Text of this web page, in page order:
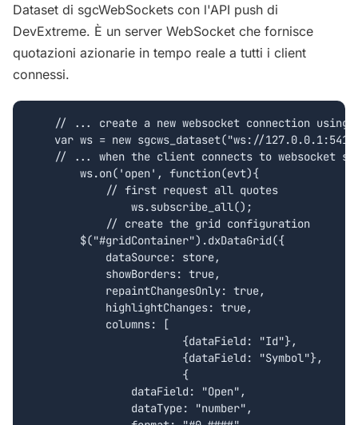
Dataset di sgcWebSockets con l'API push di
DevExtreme. È un server WebSocket che fornisce
quotazioni azionarie in tempo reale a tutti i client
connessi.
// ... create a new websocket connection using
var ws = new sgcws_dataset("ws://
// ... when the client connects to websocket
        $("#gridContainer").dxDataGrid({
            dataSource: store,
            showBorders: true,
            repaintChangesOnly: true,
            highlightChanges: true,
            columns: [
                dataField: "Open",
                dataType: "number",